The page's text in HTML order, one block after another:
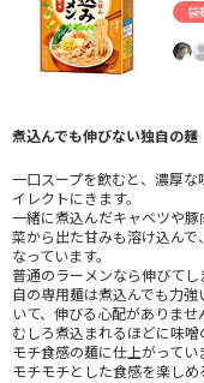
袋
煮込んでも伸びない独自の麺
一口スープを飲むと、濃厚
イレクトにきます。
一緒に煮込んだキャベツや
菜から出た甘みも溶け込ん
なっています。
普通のラーメンなら伸びて
自の専用麺は煮込んでも力
いて、伸びる心配がありませ
むしろ煮込まれるほどに味
モチ食感の麺に仕上がってい
モチモチとした食感を楽しめ